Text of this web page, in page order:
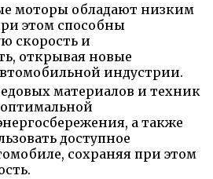
моторы обладают низким
этом способны
скорость и
открывая новые
индустрии.
материалов и техник
оптимальной
а также
доступное
сохраняя при этом